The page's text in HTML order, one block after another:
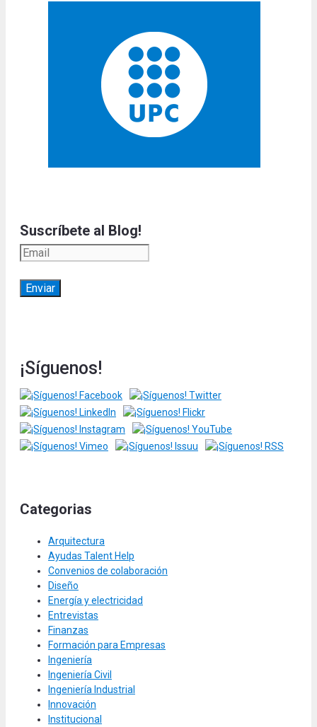
Suscríbete al Blog!
¡Síguenos!
Categorias
Arquitectura
Ayudas Talent Help
Convenios de colaboración
Diseño
Energía y electricidad
Entrevistas
Finanzas
Formación para Empresas
Ingeniería
Ingeniería Civil
Ingeniería Industrial
Innovación
Institucional